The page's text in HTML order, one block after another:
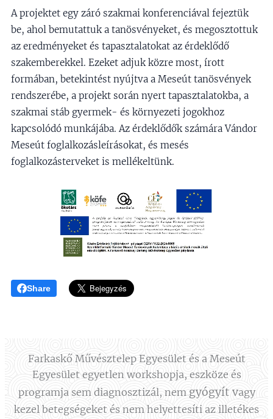
A projektet egy záró szakmai konferenciával fejeztük
be, ahol bemutattuk a tanösvényeket, és megosztottuk
az eredményeket és tapasztalatokat az érdeklődő
szakemberekkel. Ezeket adjuk közre most, írott
formában, betekintést nyújtva a Meseút tanösvények
rendszerébe, a projekt során nyert tapasztalatokba, a
szakmai stáb gyermek- és környezeti jogokhoz
kapcsolódó munkájába. Az érdeklődők számára Vándor
Meseút foglalkozásleírásokat, és mesés
foglalkozásterveket is mellékeltünk.
Share
Farkaskő Művésztelep Egyesület és a Meseút
Egyesület egyetlen workshopja, eszköze és
programja sem diagnosztizál, nem gyógyít vagy
kezel betegségeket és nem helyettesíti az illetékes